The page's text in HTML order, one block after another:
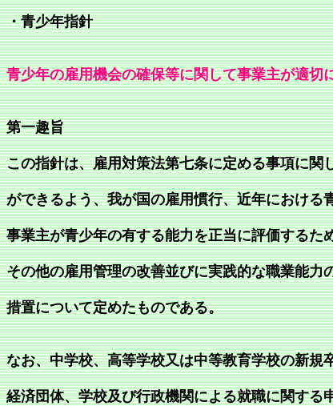
・青少年指針
青少年の雇用機会の確保等に関して事業主が適切
第一趣旨
この指針は、雇用対策法第七条に定める事項に関
ができるよう、我が国の雇用慣行、近年における
事業主が青少年の有する能力を正当に評価するた
その他の雇用管理の改善並びに実践的な職業能力
措置について定めたものである。
なお、中学校、高等学校又は中等教育学校の新規
経済団体、学校及び行政機関による就職に関する